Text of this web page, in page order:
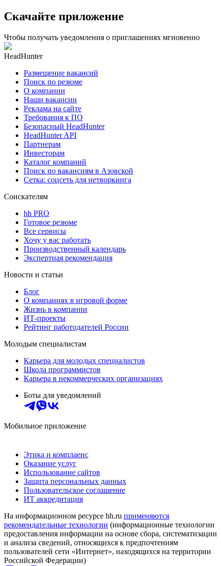
Скачайте приложение
Чтобы получать уведомления о приглашениях мгновенно
HeadHunter
Размещение вакансий
Поиск по резюме
О компании
Наши вакансии
Реклама на сайте
Требования к ПО
Безопасный HeadHunter
HeadHunter API
Партнерам
Инвесторам
Каталог компаний
Поиск по вакансиям в Азовской
Сетка: соцсеть для нетворкинга
Соискателям
hh PRO
Готовое резюме
Все сервисы
Хочу у вас работать
Производственный календарь
Экспертная рекомендация
Новости и статьи
Блог
О компаниях в игровой форме
Жизнь в компании
ИТ-проекты
Рейтинг работодателей России
Молодым специалистам
Карьера для молодых специалистов
Школа программистов
Карьера в некоммерческих организациях
Боты для уведомлений
Мобильное приложение
Этика и комплаенс
Оказание услуг
Использование сайтов
Защита персональных данных
Пользовательское соглашение
ИТ аккредитация
На информационном ресурсе hh.ru применяются
рекомендательные технологии (информационные технологии
предоставления информации на основе сбора, систематизации
и анализа сведений, относящихся к предпочтениям
пользователей сети «Интернет», находящихся на территории
Российской Федерации)